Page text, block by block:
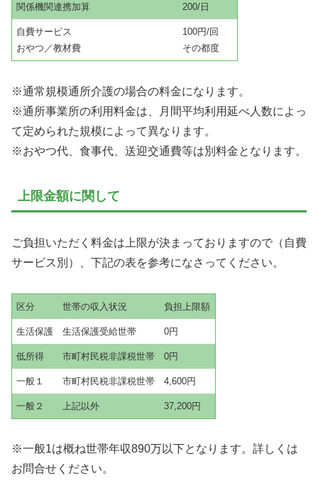
関係機関連携加算 200/日
自費サービス
おやつ／教材費
100円/回
その都度
※通常規模通所介護の場合の料金になります。
※通所事業所の利用料金は、月間平均利用延べ人数によっ
て定められた規模によって異なります。
※おやつ代、食事代、送迎交通費等は別料金となります。
上限金額に関して
ご負担いただく料金は上限が決まっておりますので（自費
サービス別）、下記の表を参考になさってください。
区分 世帯の収入状況 負担上限額
生活保護 生活保護受給世帯 0円
低所得 市町村民税非課税世帯 0円
一般１ 市町村民税非課税世帯 4,600円
一般２ 上記以外 37,200円
※一般1は概ね世帯年収890万以下となります。詳しくは
お問合せください。